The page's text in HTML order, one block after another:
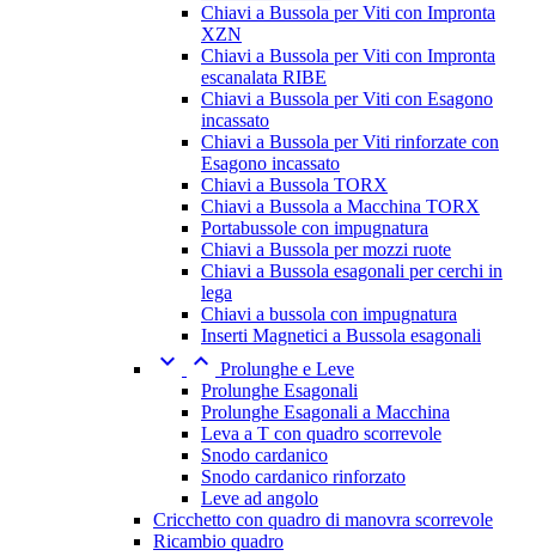
Chiavi a Bussola per Viti con Impronta
XZN
Chiavi a Bussola per Viti con Impronta
escanalata RIBE
Chiavi a Bussola per Viti con Esagono
incassato
Chiavi a Bussola per Viti rinforzate con
Esagono incassato
Chiavi a Bussola TORX
Chiavi a Bussola a Macchina TORX
Portabussole con impugnatura
Chiavi a Bussola per mozzi ruote
Chiavi a Bussola esagonali per cerchi in
lega
Chiavi a bussola con impugnatura
Inserti Magnetici a Bussola esagonali
  Prolunghe e Leve
Prolunghe Esagonali
Prolunghe Esagonali a Macchina
Leva a T con quadro scorrevole
Snodo cardanico
Snodo cardanico rinforzato
Leve ad angolo
Cricchetto con quadro di manovra scorrevole
Ricambio quadro